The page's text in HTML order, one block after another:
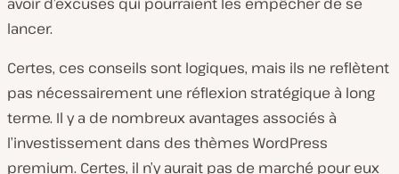
lancer.
Certes, ces conseils sont logiques, mais ils ne reflètent
pas nécessairement une réflexion stratégique à long
terme. Il y a de nombreux avantages associés à
l’investissement dans des thèmes WordPress
premium. Certes, il n’y aurait pas de marché pour eux